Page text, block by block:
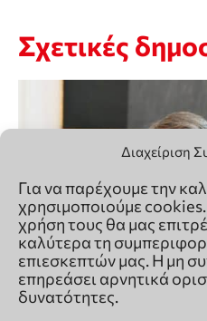
Διαχείριση
Για να παρέχουμε την
χρησιμοποιούμε
χρήση τους θα μας
καλύτερα τη
επιεσκεπτών μας. Η μη
επηρεάσει αρνητικά
δυνατότητες.